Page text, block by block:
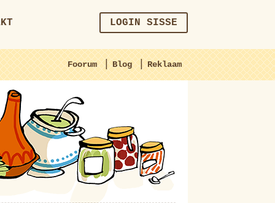
LOGIN SISSE
Foorum | Blog | Reklaam